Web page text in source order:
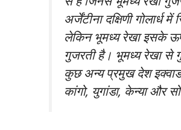
अर्जेंटीना दक्षिणी गोलार्ध में
लेकिन भूमध्य रेखा इसके
गुजरती है। भूमध्य रेखा से
कुछ अन्य प्रमुख देश
कांगो, युगांडा, केन्या और